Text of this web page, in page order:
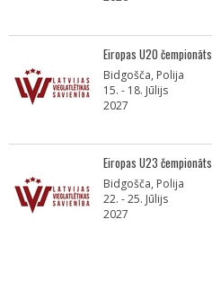
Eiropas U20 čempionāts
Bidgošča, Polija
15. - 18. Jūlijs
2027
Eiropas U23 čempionāts
Bidgošča, Polija
22. - 25. Jūlijs
2027